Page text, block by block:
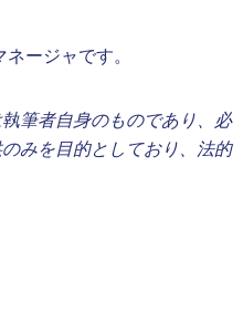
ージャです。
筆者自身のものであり、必
みを目的としており、法的